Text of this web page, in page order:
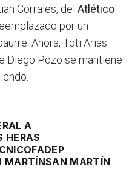
Corrales, del Atlético
por un
Ahora, Toti Arias
Diego Pozo se mantiene
A
HERAS
FADEP
MARTÍNSAN MARTÍN